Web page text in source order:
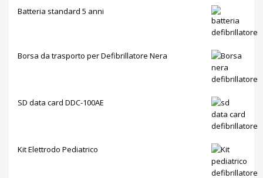
Batteria standard 5 anni
Borsa da trasporto per Defibrillatore Nera
SD data card DDC-100AE
Kit Elettrodo Pediatrico